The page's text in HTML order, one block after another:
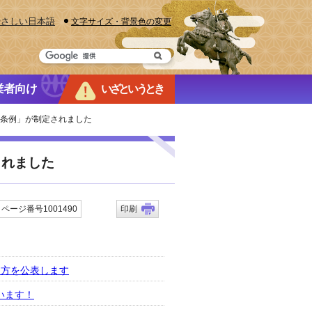
しい日本語 文字サイズ・背景色の変更
者向け いざというとき
例」が制定されました
ました
ページ番号1001490 印刷
を公表します
す！